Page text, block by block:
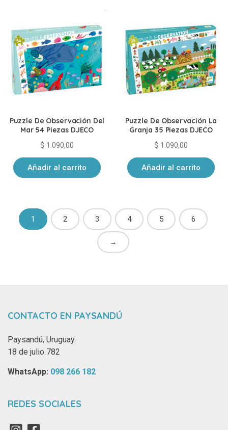
Puzzle De Observación Del
Mar 54 Piezas DJECO
$ 1.090,00
Añadir al carrito
Puzzle De Observación La
Granja 35 Piezas DJECO
$ 1.090,00
Añadir al carrito
1 2 3 4 5 6
→
CONTACTO EN PAYSANDÚ
Paysandú, Uruguay.
18 de julio 782
WhatsApp: ‪ 098 266 182‬
REDES SOCIALES